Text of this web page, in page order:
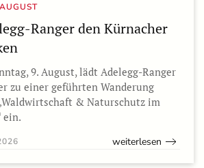
Ranger den Kürnacher
9. August, lädt Adelegg-Ranger
zu einer geführten Wanderung
& Naturschutz im
ein.
weiterlesen